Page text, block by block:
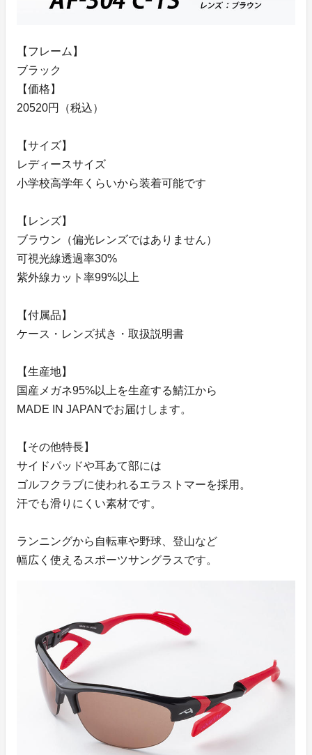
【フレーム】
ブラック
【価格】
20520円（税込）
【サイズ】
レディースサイズ
小学校高学年くらいから装着可能です
【レンズ】
ブラウン（偏光レンズではありません）
可視光線透過率30%
紫外線カット率99%以上
【付属品】
ケース・レンズ拭き・取扱説明書
【生産地】
国産メガネ95%以上を生産する鯖江から
MADE IN JAPANでお届けします。
【その他特長】
サイドパッドや耳あて部には
ゴルフクラブに使われるエラストマーを採用。
汗でも滑りにくい素材です。
ランニングから自転車や野球、登山など
幅広く使えるスポーツサングラスです。